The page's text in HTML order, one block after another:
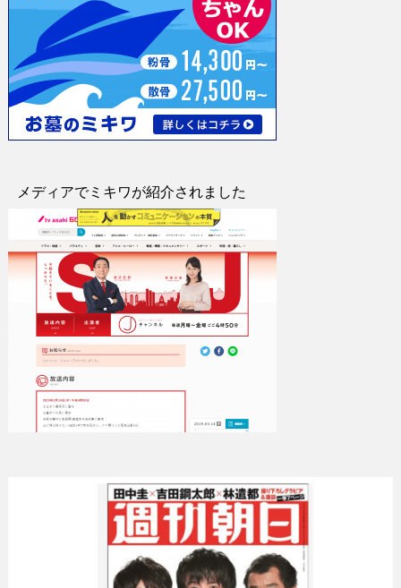
メディアでミキワが紹介されました